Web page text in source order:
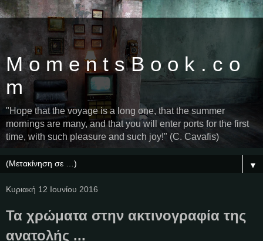
M o m e n t s B o o k . c o
m
"Hope that the voyage is a long one, that the summer
mornings are many, and that you will enter ports for the first
time, with such pleasure and such joy!" (C. Cavafis)
▼
Κυριακή 12 Ιουνίου 2016
Τα χρώματα στην ακτινογραφία της
ανατολής ...